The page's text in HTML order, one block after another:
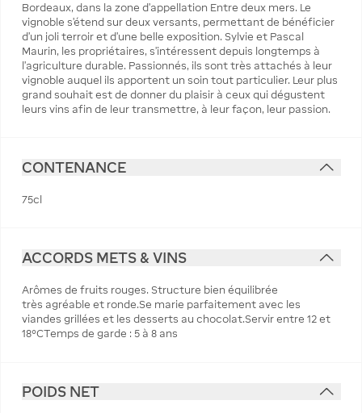
Bordeaux, dans la zone d'appellation Entre deux mers. Le
vignoble s'étend sur deux versants, permettant de bénéficier
d'un joli terroir et d'une belle exposition. Sylvie et Pascal
Maurin, les propriétaires, s'intéressent depuis longtemps à
l'agriculture durable. Passionnés, ils sont très attachés à leur
vignoble auquel ils apportent un soin tout particulier. Leur plus
grand souhait est de donner du plaisir à ceux qui dégustent
leurs vins afin de leur transmettre, à leur façon, leur passion.
CONTENANCE
75cl
ACCORDS METS & VINS
Arômes de fruits rouges. Structure bien équilibrée
très agréable et ronde.Se marie parfaitement avec les
viandes grillées et les desserts au chocolat.Servir entre 12 et
18°CTemps de garde : 5 à 8 ans
POIDS NET